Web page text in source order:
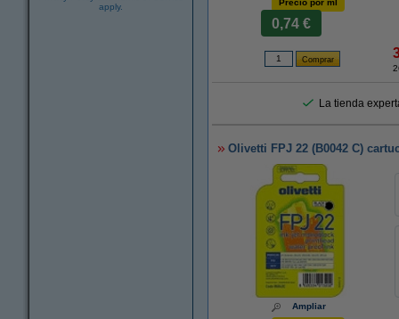
apply.
Precio por ml
0,74 €
La tienda
Olivetti FPJ 22 (B0042 C)
Ampliar